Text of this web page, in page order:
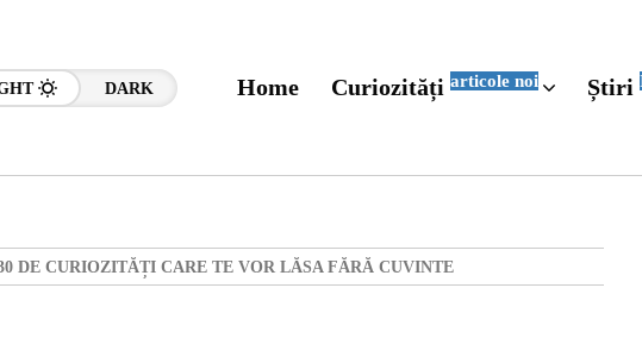
DARK Home Curiozități articole noi Știri
DE CURIOZITĂȚI CARE TE VOR LĂSA FĂRĂ CUVINTE